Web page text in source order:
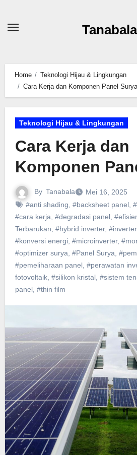
Tanabala
Home
Teknologi Hijau & Lingkungan
Cara Kerja dan Komponen Panel Surya
Teknologi Hijau & Lingkungan
Cara Kerja dan
Komponen
By Tanabala
Mei 16, 2025
#anti shading #backsheet panel,
#cara kerja #degradasi panel,
Terbarukan #hybrid inverter,
#konversi energi, #microinverter,
#optimizer surya #Panel Surya
#pemeliharaan panel, #perawatan
fotovoltaik, #silikon kristal, #sistem
panel, #thin film